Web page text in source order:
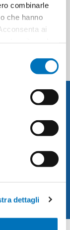
combinarle
che hanno
ai
dettagli